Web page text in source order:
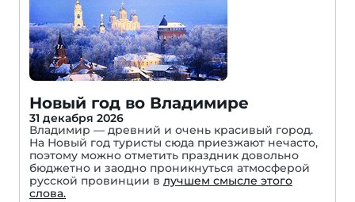
Новый год во Владимире
31 декабря 2026
Владимир — древний и очень красивый город.
На Новый год туристы сюда приезжают нечасто,
поэтому можно отметить праздник довольно
бюджетно и заодно проникнуться атмосферой
русской провинции в лучшем смысле этого
слова.